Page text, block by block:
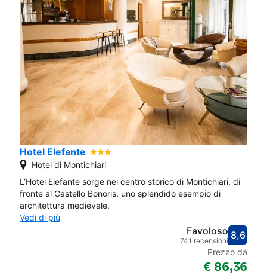
Hotel Elefante
Hotel di Montichiari
L’Hotel Elefante sorge nel centro storico di Montichiari, di
fronte al Castello Bonoris, uno splendido esempio di
architettura medievale.
Vedi di più
8,6
Favoloso
741 recensioni
Prezzo da
€ 86,36